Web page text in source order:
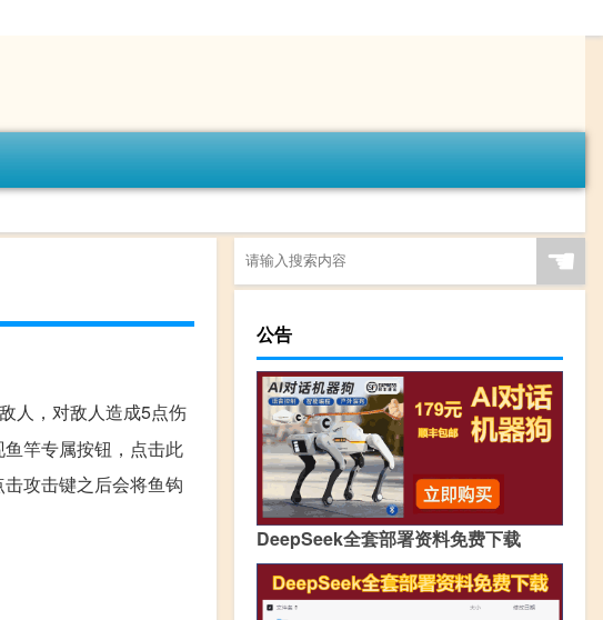
人，对敌人造成5点伤
竿专属按钮，点击此
攻击键之后会将鱼钩
☚
公告
DeepSeek全套部署资料免费下载